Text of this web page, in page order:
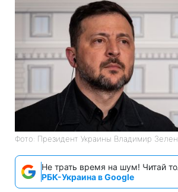
Фото: Президент Украины Владимир
Не трать время на шум! Читай
РБК-Украина в Google